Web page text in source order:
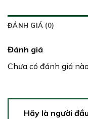
ĐÁNH GIÁ (0)
Đánh giá
Chưa có đánh giá
Hãy là người